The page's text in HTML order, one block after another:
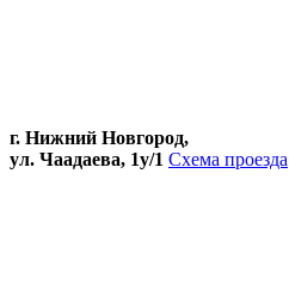
г. Нижний Новгород,
ул. Чаадаева, 1у/1 Схема проезда